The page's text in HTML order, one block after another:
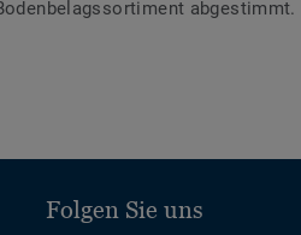
Folgen Sie uns